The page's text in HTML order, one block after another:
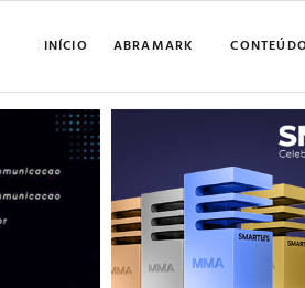
INÍCIO ABRAMARK